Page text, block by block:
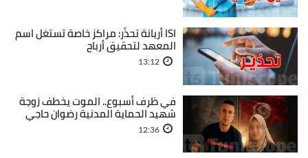
ISI أريانة تحذّر: مراكز خاصة تستغل اسم
المعهد لتحقيق أرباح
13:12
في ظرف أسبوع.. الموت يخطف زوجة
شهيد الحماية المدنية رضوان حاجي
12:36